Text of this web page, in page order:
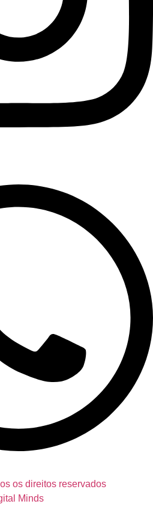
os direitos reservados
Minds